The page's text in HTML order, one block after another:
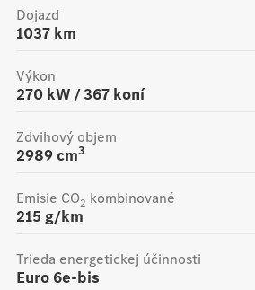
1037 km
Dojazd
270 kW /367 koní
Výkon
2989cm3
Zdvihový objem
215 g/km
Emisie CO2 kombinované
Euro 6e-bis
Trieda energetickej účinnosti